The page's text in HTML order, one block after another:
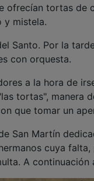
ofrecían tortas de
y mistela.
Santo. Por la
con orquesta.
a la hora de
tortas", manera
que tomar un
San Martín
cuya
A